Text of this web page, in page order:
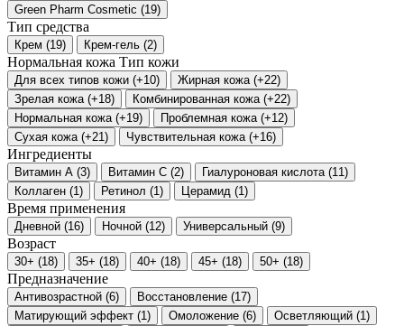
Green Pharm Cosmetic (19)
Тип средства
Крем (19) Крем-гель (2)
Нормальная кожа Тип кожи
Для всех типов кожи (+10) Жирная кожа (+22)
Зрелая кожа (+18) Комбинированная кожа (+22)
Нормальная кожа (+19) Проблемная кожа (+12)
Сухая кожа (+21 ) Чувствительная кожа (+16)
Ингредиенты
Витамин А (3) Витамин С (2) Гиалуроновая кислота (11 )
Коллаген (1 ) Ретинол (1 ) Церамид (1 )
Время применения
Дневной (16) Ночной (12) Универсальный (9)
Возраст
30+ (18) 35+ (18) 40+ (18) 45+ (18) 50+ (18)
Предназначение
Антивозрастной (6) Восстановление (17)
Матирующий эффект (1 ) Омоложение (6) Осветляющий (1 )